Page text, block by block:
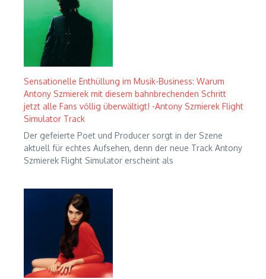
Sensationelle Enthüllung im Musik-Business: Warum
Antony Szmierek mit diesem bahnbrechenden Schritt
jetzt alle Fans völlig überwältigt! -Antony Szmierek Flight
Simulator Track
Der gefeierte Poet und Producer sorgt in der Szene
aktuell für echtes Aufsehen, denn der neue Track Antony
Szmierek Flight Simulator erscheint als